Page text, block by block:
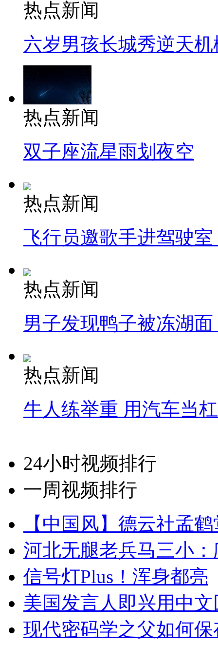
热点新闻
六岁男孩长城秀逆天机
热点新闻
双子座流星雨划夜空
热点新闻
飞行员邀歌手进驾驶
热点新闻
男子发现鸭子被冻湖
热点新闻
牛人练举重 用汽车当
24小时视频排行
一周视频排行
【中国风】德云社孟
河北无腿老兵马三小
信号灯Plus！浑身都亮
美国发言人即兴用中
现代密码学之父如何